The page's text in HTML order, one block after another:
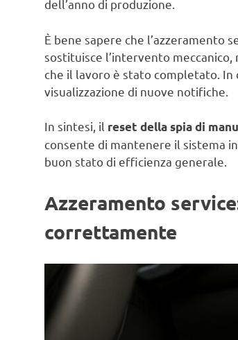
dell’anno di produzione.
È bene sapere che l’azzeramento
sostituisce l’intervento
che il lavoro è stato completato.
visualizzazione di nuove notifiche.
In sintesi, il reset della spia di
consente di mantenere il sistema
buon stato di efficienza generale.
Azzeramento
correttamente